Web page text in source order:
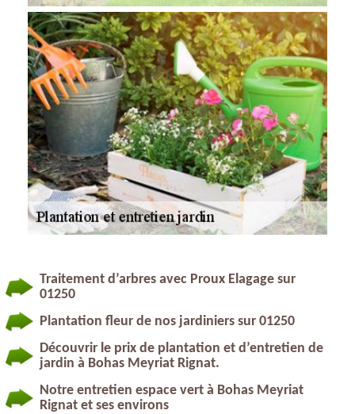
Traitement d’arbres avec Proux Elagage sur
01250
Plantation fleur de nos jardiniers sur 01250
Découvrir le prix de plantation et d’entretien de
jardin à Bohas Meyriat Rignat.
Notre entretien espace vert à Bohas Meyriat
Rignat et ses environs